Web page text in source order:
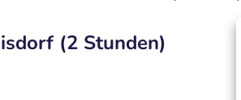
(2 Stunden)